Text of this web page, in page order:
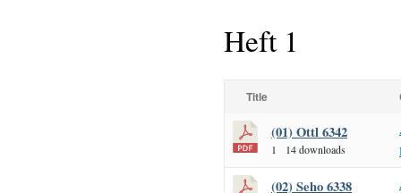
Heft 1
Title
(01) Ottl 6342
1 14 downloads
(02) Seho 6338